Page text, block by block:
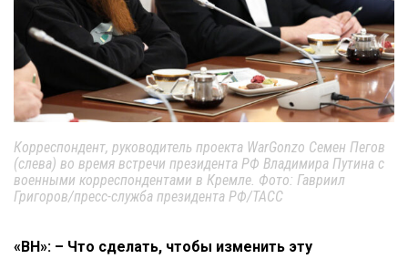
Корреспондент, руководитель проекта WarGonzo Семен Пегов
(слева) во время встречи президента РФ Владимира Путина с
военными корреспондентами в Кремле. Фото: Гавриил
Григоров/пресс-служба президента РФ/ТАСС
«ВН»: – Что сделать, чтобы изменить эту